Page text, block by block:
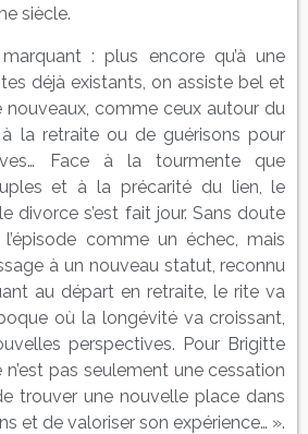
siècle.
: plus encore qu’à une
déjà existants, on assiste bel et
nouveaux, comme ceux autour du
à la retraite ou de guérisons pour
Face à la tourmente que
et à la précarité du lien, le
divorce s’est fait jour. Sans doute
comme un échec, mais
à un nouveau statut, reconnu
au départ en retraite, le rite va
où la longévité va croissant,
perspectives. Pour Brigitte
pas seulement une cessation
trouver une nouvelle place dans
et de valoriser son expérience… ».